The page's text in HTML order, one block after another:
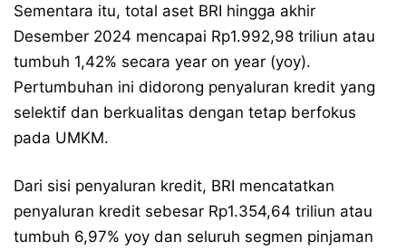
Sementara itu, total aset BRI hingga akhir
Desember 2024 mencapai Rp1.992,98 triliun atau
tumbuh 1,42% secara year on year (yoy).
Pertumbuhan ini didorong penyaluran kredit yang
selektif dan berkualitas dengan tetap berfokus
pada UMKM.
Dari sisi penyaluran kredit, BRI mencatatkan
penyaluran kredit sebesar Rp1.354,64 triliun atau
tumbuh 6,97% yoy dan seluruh segmen pinjaman